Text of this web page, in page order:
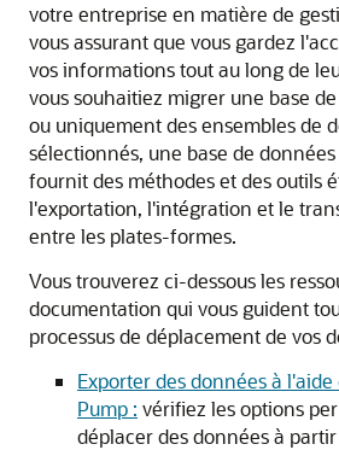
votre entreprise en matière de
vous assurant que vous gardez
vos informations tout au long de
vous souhaitiez migrer une base
ou uniquement des ensembles de
sélectionnés, une base de
fournit des méthodes et des outils
l'exportation, l'intégration et le
entre les plates-formes.
Vous trouverez ci-dessous les
documentation qui vous guident
processus de déplacement de vos
Exporter des données à
Pump : vérifiez les options
déplacer des données à